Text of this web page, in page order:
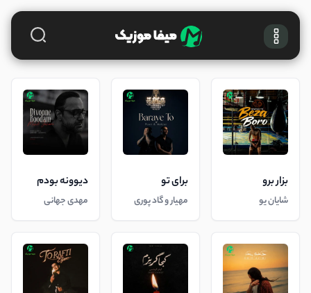
بزار برو
شایان یو
برای تو
مهیار و گاد پوری
دیوونه بودم
مهدی جهانی